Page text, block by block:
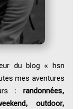
du blog « hsn
mes aventures
:
randonnées,
outdoor,